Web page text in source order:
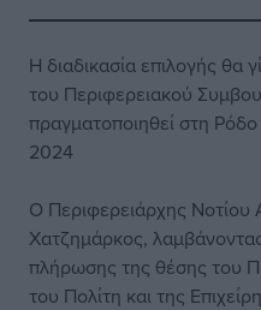
Η διαδικασία επιλογής θα
του Περιφερειακού
πραγματοποιηθεί στη
2024
Ο Περιφερειάρχης Νοτίου
Χατζημάρκος,
πλήρωσης της θέσης του
του Πολίτη και της